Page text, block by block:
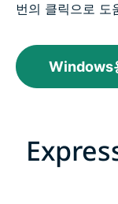
번의 클릭으로 도
Windows